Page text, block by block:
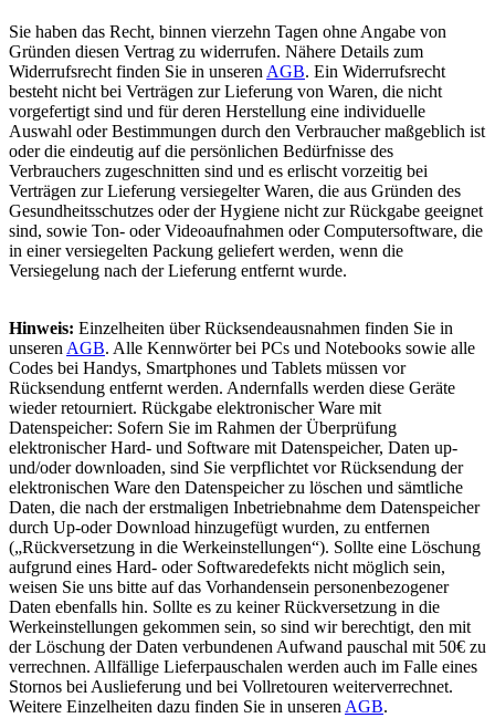
Sie haben das Recht, binnen vierzehn Tagen ohne Angabe von
Gründen diesen Vertrag zu widerrufen. Nähere Details zum
Widerrufsrecht finden Sie in unserenAGB. Ein Widerrufsrecht
besteht nicht bei Verträgen zur Lieferung von Waren, die nicht
vorgefertigt sind und für deren Herstellung eine individuelle
Auswahl oder Bestimmungen durch den Verbraucher maßgeblich ist
oder die eindeutig auf die persönlichen Bedürfnisse des
Verbrauchers zugeschnitten sind und es erlischt vorzeitig bei
Verträgen zur Lieferung versiegelter Waren, die aus Gründen des
Gesundheitsschutzes oder der Hygiene nicht zur Rückgabe geeignet
sind, sowie Ton- oder Videoaufnahmen oder Computersoftware, die
in einer versiegelten Packung geliefert werden, wenn die
Versiegelung nach der Lieferung entfernt wurde.
Hinweis: Einzelheiten über Rücksendeausnahmen finden Sie in
unserenAGB. Alle Kennwörter bei PCs und Notebooks sowie alle
Codes bei Handys, Smartphones und Tablets müssen vor
Rücksendung entfernt werden. Andernfalls werden diese Geräte
wieder retourniert. Rückgabe elektronischer Ware mit
Datenspeicher: Sofern Sie im Rahmen der Überprüfung
elektronischer Hard- und Software mit Datenspeicher, Daten up-
und/oder downloaden, sind Sie verpflichtet vor Rücksendung der
elektronischen Ware den Datenspeicher zu löschen und sämtliche
Daten, die nach der erstmaligen Inbetriebnahme dem Datenspeicher
durch Up-oder Download hinzugefügt wurden, zu entfernen
(„Rückversetzung in die Werkeinstellungen“). Sollte eine Löschung
aufgrund eines Hard- oder Softwaredefekts nicht möglich sein,
weisen Sie uns bitte auf das Vorhandensein personenbezogener
Daten ebenfalls hin. Sollte es zu keiner Rückversetzung in die
Werkeinstellungen gekommen sein, so sind wir berechtigt, den mit
der Löschung der Daten verbundenen Aufwand pauschal mit 50€ zu
verrechnen. Allfällige Lieferpauschalen werden auch im Falle eines
Stornos bei Auslieferung und bei Vollretouren weiterverrechnet.
Weitere Einzelheiten dazu finden Sie in unserenAGB.